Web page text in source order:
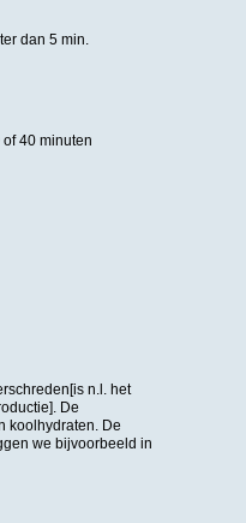
dan 5 min.
40 minuten
n.l. het
De
koolhydraten. De
we bijvoorbeeld in